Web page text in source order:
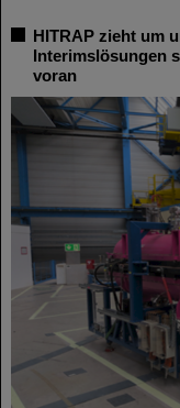
HITRAP zieht um
Interimslösungen
voran